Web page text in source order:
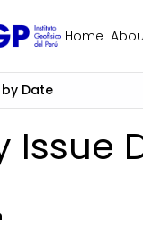
Home
Date
Issue